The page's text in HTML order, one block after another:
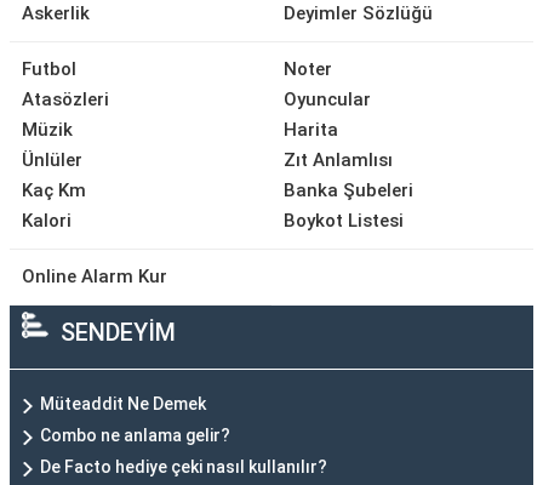
Askerlik
Deyimler Sözlüğü
Futbol
Atasözleri
Müzik
Ünlüler
Kaç Km
Kalori
Noter
Oyuncular
Harita
Zıt Anlamlısı
Banka Şubeleri
Boykot Listesi
Online Alarm Kur
SENDEYİM
Müteaddit Ne Demek
Combo ne anlama gelir?
De Facto hediye çeki nasıl kullanılır?